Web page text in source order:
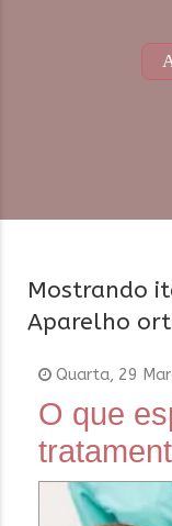
Mostrando
Aparelho
Quarta, 29
O que